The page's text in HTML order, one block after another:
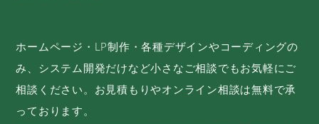
ホームページ・LP制作・各種デザインやコーディングの
み、システム開発だけなど小さなご相談でもお気軽にご
相談ください。お見積もりやオンライン相談は無料で承
っております。